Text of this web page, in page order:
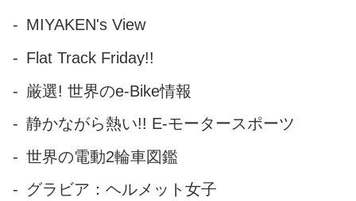
スワーゲンファンやビートル
グされ、フォルクスワーゲン
モデルラインアップの中で初
ュタグ」が付いた。ボディカ
ラーは専用色で新色のフレッ
MIYAKEN's View
Flat Track Friday!!
厳選! 世界のe-Bike情報
静かながら熱い!! E-モータースポーツ
世界の電動2輪車図鑑
グラビア：ヘルメット女子